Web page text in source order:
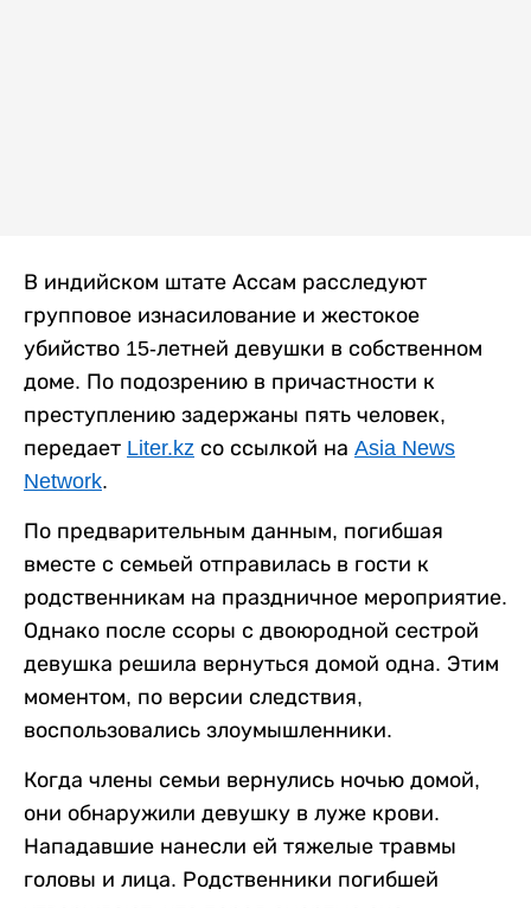
В индийском штате Ассам расследуют
групповое изнасилование и жестокое
убийство 15-летней девушки в собственном
доме. По подозрению в причастности к
преступлению задержаны пять человек,
передает Liter.kz со ссылкой на Asia News
Network.
По предварительным данным, погибшая
вместе с семьей отправилась в гости к
родственникам на праздничное мероприятие.
Однако после ссоры с двоюродной сестрой
девушка решила вернуться домой одна. Этим
моментом, по версии следствия,
воспользовались злоумышленники.
Когда члены семьи вернулись ночью домой,
они обнаружили девушку в луже крови.
Нападавшие нанесли ей тяжелые травмы
головы и лица. Родственники погибшей